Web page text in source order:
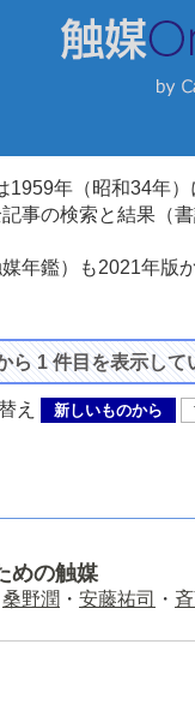
1959年（昭和34年
事の検索と結果（
年鑑）も2021年
ら 1 件目を表示して
え 新しいものから
めの触媒
桑野潤 ・ 安藤祐司 ・